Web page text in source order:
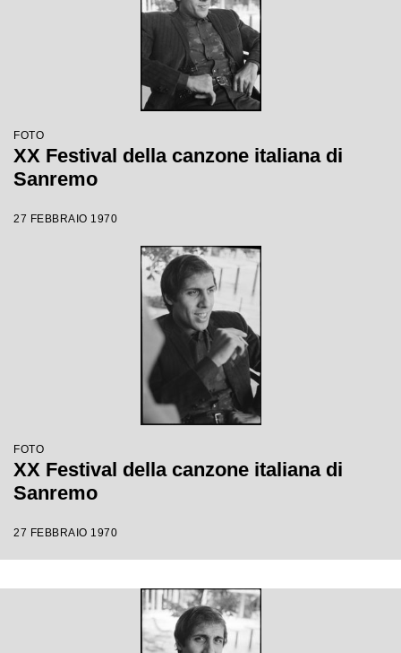
FOTO
XX Festival della canzone italiana di
Sanremo
27 FEBBRAIO 1970
FOTO
XX Festival della canzone italiana di
Sanremo
27 FEBBRAIO 1970